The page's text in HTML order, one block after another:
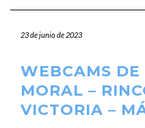
23 de junio de 2023
WEBCAMS
MORAL –
VICTORIA –